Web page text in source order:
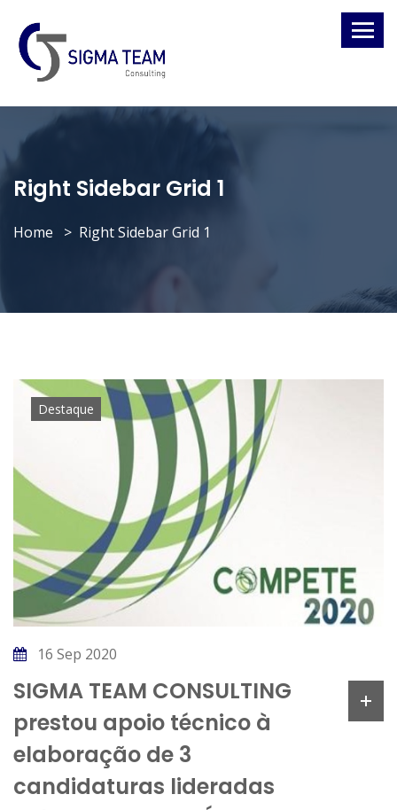
Right Sidebar Grid 1
Home Right Sidebar Grid 1
Destaque
16 Sep 2020
SIGMA TEAM CONSULTING
prestou apoio técnico à
elaboração de 3
candidaturas lideradas